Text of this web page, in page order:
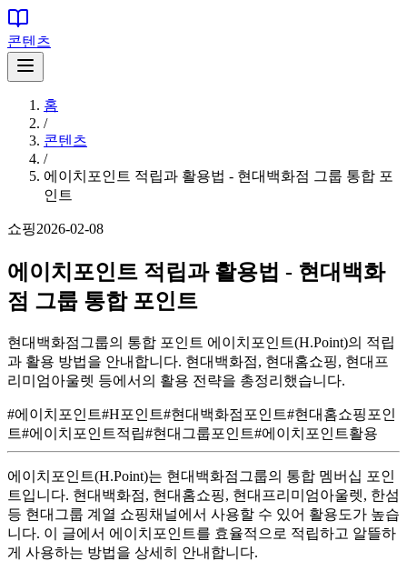
콘텐츠
홈
/
콘텐츠
/
에이치포인트 적립과 활용법 - 현대백화점 그룹 통합 포
인트
쇼핑2026-02-08
에이치포인트 적립과 활용법 - 현대백화
점 그룹 통합 포인트
현대백화점그룹의 통합 포인트 에이치포인트(H.Point)의 적립
과 활용 방법을 안내합니다. 현대백화점, 현대홈쇼핑, 현대프
리미엄아울렛 등에서의 활용 전략을 총정리했습니다.
#에이치포인트#H포인트#현대백화점포인트#현대홈쇼핑포인
트#에이치포인트적립#현대그룹포인트#에이치포인트활용
에이치포인트(H.Point)는 현대백화점그룹의 통합 멤버십 포인
트입니다. 현대백화점, 현대홈쇼핑, 현대프리미엄아울렛, 한섬
등 현대그룹 계열 쇼핑채널에서 사용할 수 있어 활용도가 높습
니다. 이 글에서 에이치포인트를 효율적으로 적립하고 알뜰하
게 사용하는 방법을 상세히 안내합니다.